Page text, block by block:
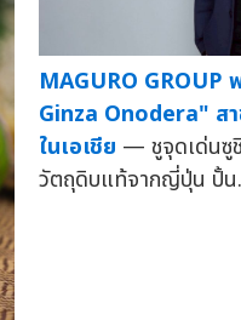
MAGURO
Ginza Onodera" ส
ในเอเชีย — ชูจุดเด่นซู
วัตถุดิบแท้จากญี่ปุ่น ปั้น